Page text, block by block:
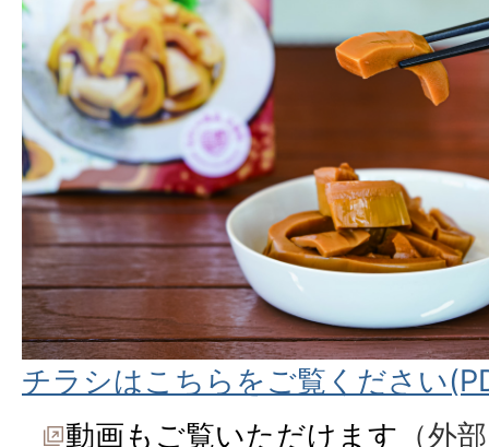
チラシはこちらをご覧ください
動画もご覧いただけます （外